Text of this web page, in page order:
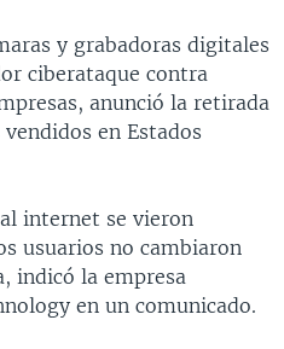
y grabadoras digitales
ciberataque contra
anunció la retirada
en Estados
internet se vieron
usuarios no cambiaron
indicó la empresa
en un comunicado.